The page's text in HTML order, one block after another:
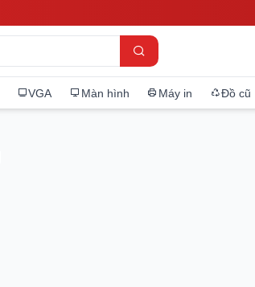
VGA Màn hình Máy in Đồ cũ